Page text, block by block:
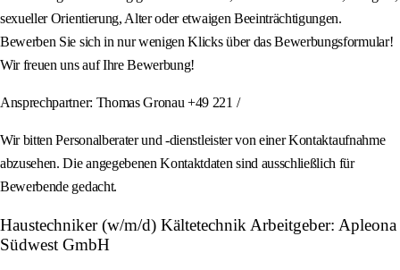
sexueller Orientierung, Alter oder etwaigen Beeinträchtigungen.
Bewerben Sie sich in nur wenigen Klicks über das Bewerbungsformular!
Wir freuen uns auf Ihre Bewerbung!
Ansprechpartner: Thomas Gronau +49 221 /
Wir bitten Personalberater und -dienstleister von einer Kontaktaufnahme
abzusehen. Die angegebenen Kontaktdaten sind ausschließlich für
Bewerbende gedacht.
Haustechniker (w/m/d) Kältetechnik Arbeitgeber: Apleona
Südwest GmbH